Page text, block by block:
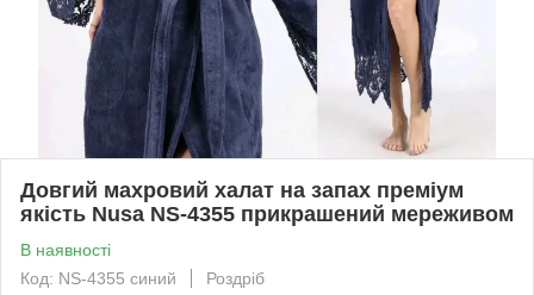
Довгий махровий халат на запах преміум
якість Nusa NS-4355 прикрашений мереживом
В наявності
Код: NS-4355 синий
Роздріб